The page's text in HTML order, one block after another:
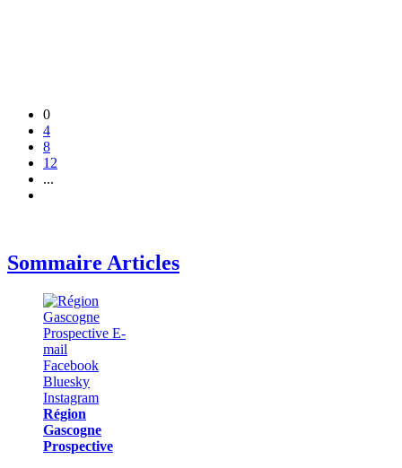
0
4
8
12
...
Sommaire Articles
Région
Gascogne
Prospective